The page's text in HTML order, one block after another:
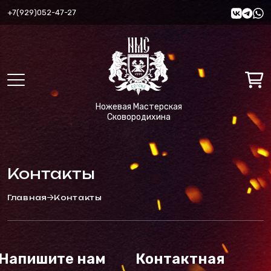
+7(929)052-47-27
Ножевая Мастерская
Сковородихина
Контакты
Главная Контакты
нам Контактная